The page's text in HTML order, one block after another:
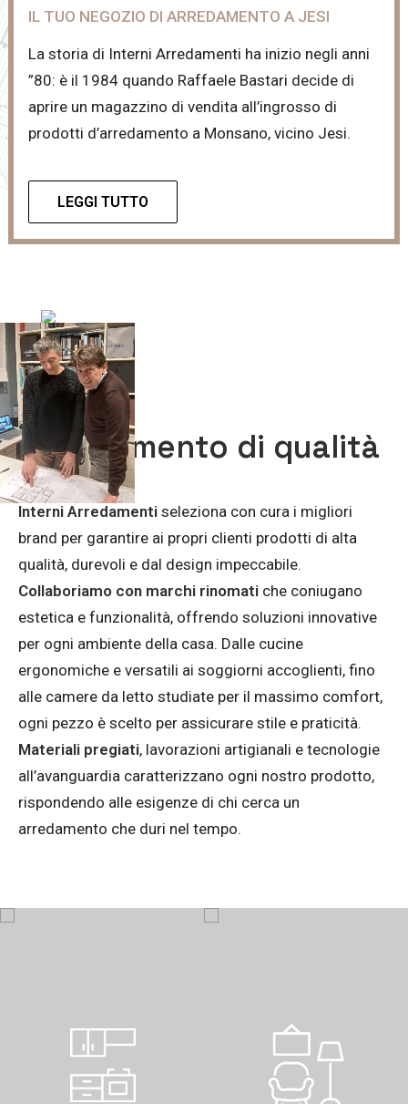
IL TUO NEGOZIO DI ARREDAMENTO A JESI
La storia di Interni Arredamenti ha inizio negli anni
”80: è il 1984 quando Raffaele Bastari decide di
aprire un magazzino di vendita all’ingrosso di
prodotti d’arredamento a Monsano, vicino Jesi.
LEGGI TUTTO
Arredamento di qualità
Interni Arredamenti seleziona con cura i migliori
brand per garantire ai propri clienti prodotti di alta
qualità, durevoli e dal design impeccabile.
Collaboriamo con marchi rinomati che coniugano
estetica e funzionalità, offrendo soluzioni innovative
per ogni ambiente della casa. Dalle cucine
ergonomiche e versatili ai soggiorni accoglienti, fino
alle camere da letto studiate per il massimo comfort,
ogni pezzo è scelto per assicurare stile e praticità.
Materiali pregiati, lavorazioni artigianali e tecnologie
all’avanguardia caratterizzano ogni nostro prodotto,
rispondendo alle esigenze di chi cerca un
arredamento che duri nel tempo.